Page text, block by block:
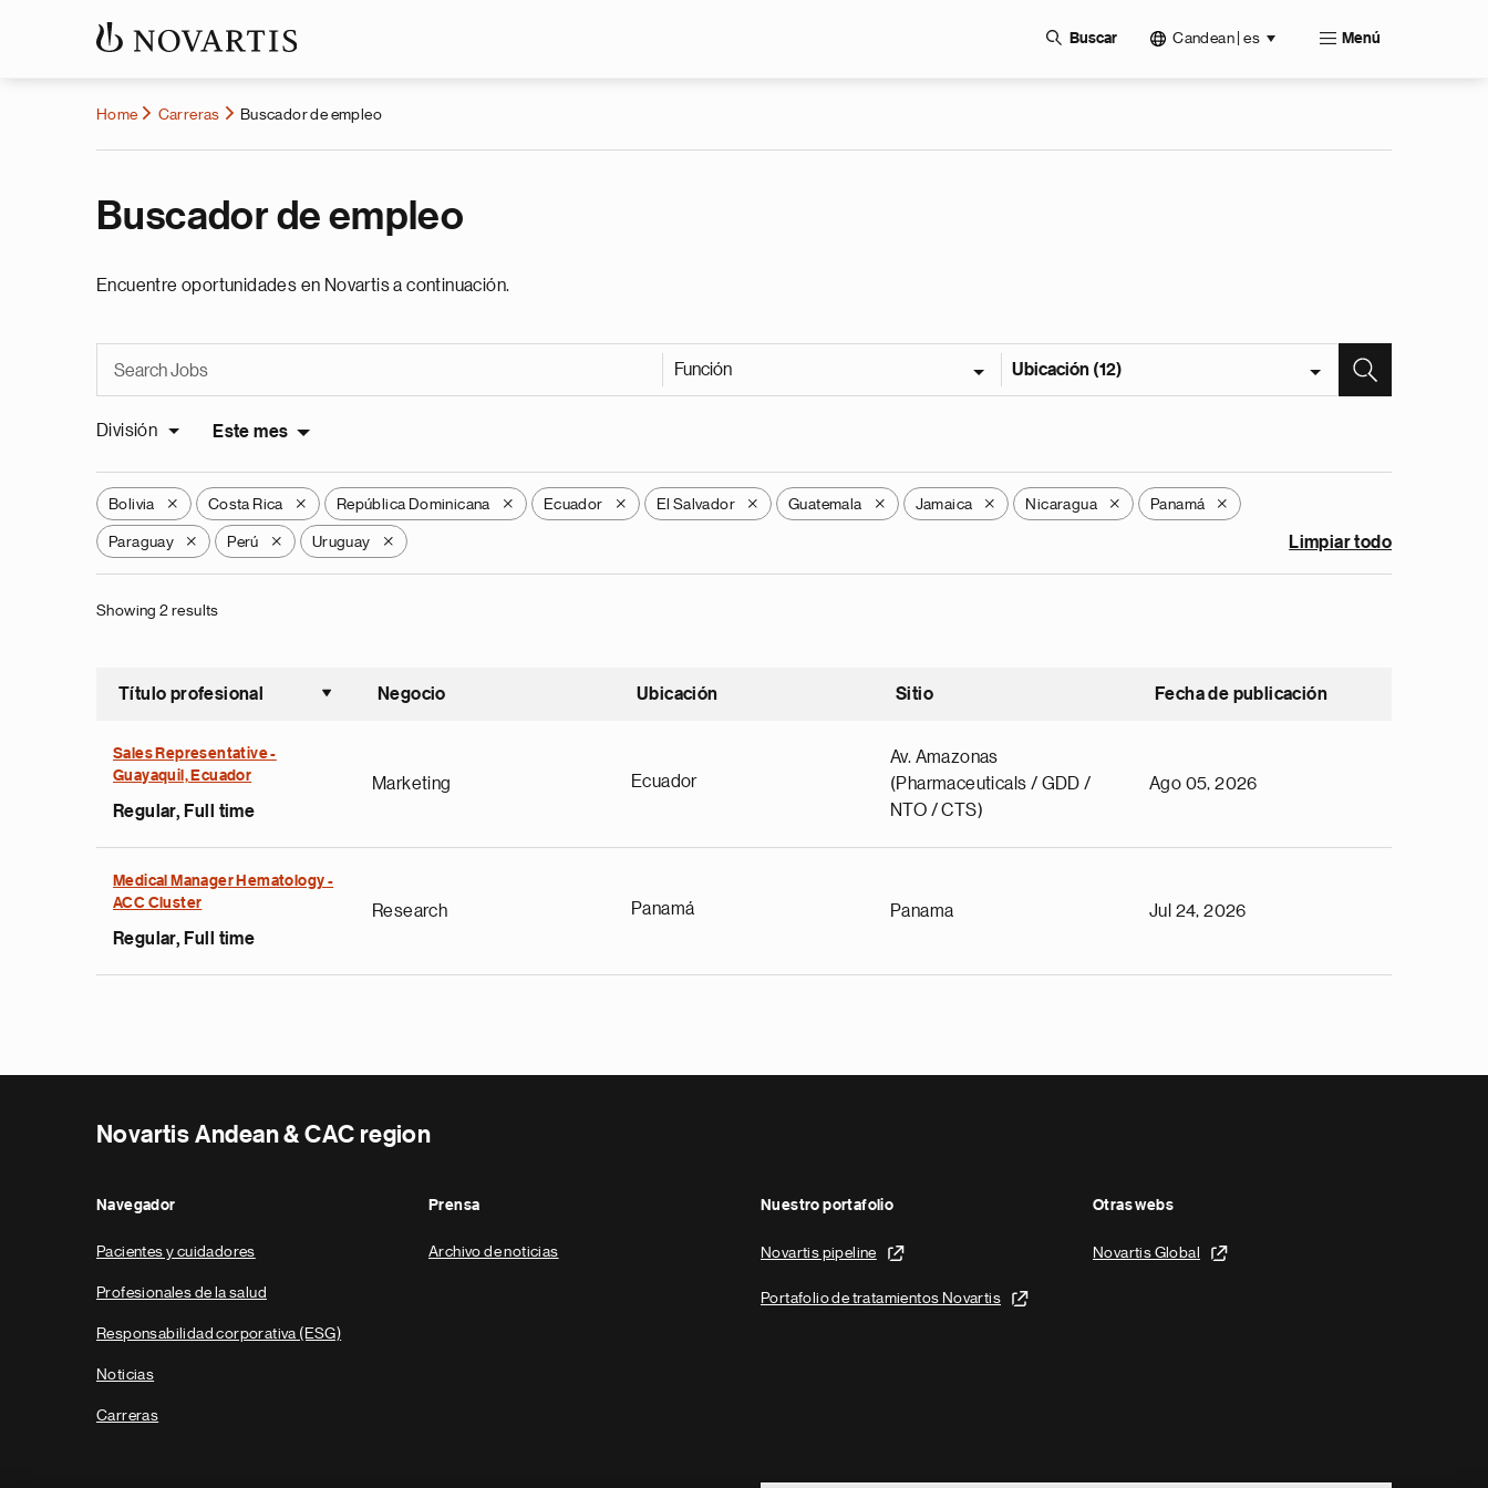
Buscar Candean | es Menú
Home Carreras Buscador de empleo
Buscador de empleo
Encuentre oportunidades en Novartis a continuación.
Función Ubicación (12)
División Este mes
Bolivia X Costa Rica X República Dominicana X Ecuador X El Salvador X Guatemala X Jamaica X Nicaragua X Panamá X
Paraguay X Perú X Uruguay X Limpiar todo
Showing 2 results
Título profesional
Ordenar ascendente
Negocio Ubicación Sitio Fecha de publicación
Sales Representative -
Guayaquil, Ecuador
Regular, Full time
Marketing Ecuador
Av. Amazonas
(Pharmaceuticals / GDD /
NTO / CTS)
Ago 05, 2026
Medical Manager Hematology -
ACC Cluster
Regular, Full time
Research Panamá Panama Jul 24, 2026
Novartis Andean & CAC region
Navegador
Pacientes y cuidadores
Profesionales de la salud
Responsabilidad corporativa (ESG)
Noticias
Carreras
Prensa
Archivo de noticias
Nuestro portafolio
Novartis pipeline
Portafolio de tratamientos Novartis
Otras webs
Novartis Global